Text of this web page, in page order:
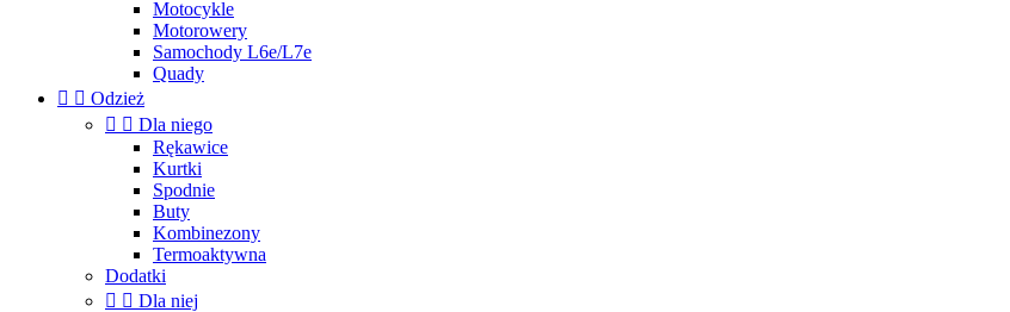
Motocykle
Motorowery
Samochody L6e/L7e
Quady
  Odzież
  Dla niego
Rękawice
Kurtki
Spodnie
Buty
Kombinezony
Termoaktywna
Dodatki
  Dla niej